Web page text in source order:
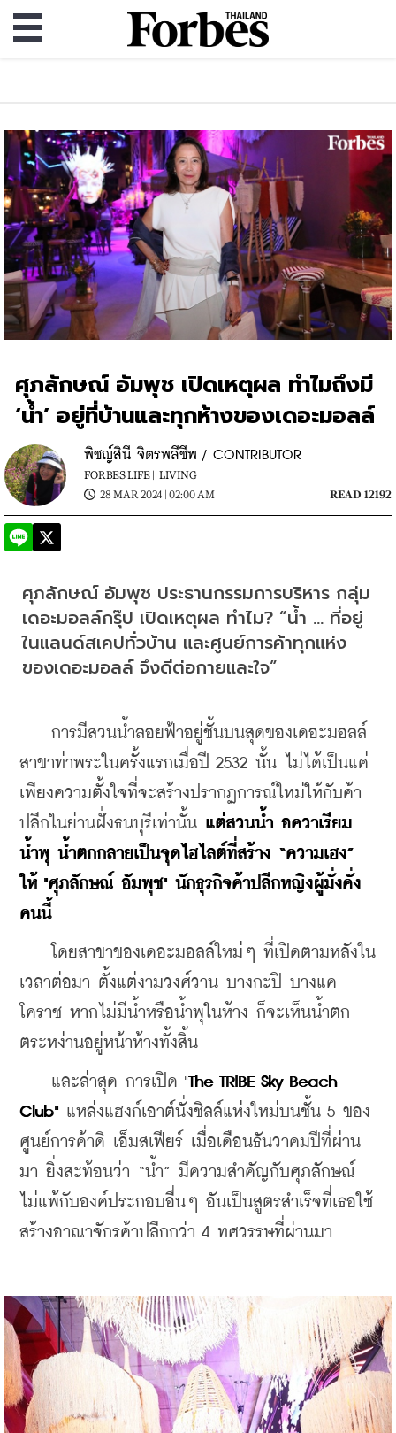
ศุภลักษณ์ อัมพุช เปิดเหตุผล ทำไมถึงมี
‘น้ำ’ อยู่ที่บ้านและทุกห้างของเดอะมอลล์
พิชญ์สินี จิตรพลีชีพ / CONTRIBUTOR
FORBES LIFE | LIVING
28 MAR 2024 | 02:00 AM
READ 12192
ศุภลักษณ์ อัมพุช ประธานกรรมการบริหาร กลุ่ม
เดอะมอลล์กรุ๊ป เปิดเหตุผล ทำไม? “น้ำ … ที่อยู่
ในแลนด์สเคปทั่วบ้าน และศูนย์การค้าทุกแห่ง
ของเดอะมอลล์ จึงดีต่อกายและใจ”
การมีสวนน้ำลอยฟ้าอยู่ชั้นบนสุดของเดอะมอลล์
สาขาท่าพระในครั้งแรกเมื่อปี 2532 นั้น ไม่ได้เป็นแค่
เพียงความตั้งใจที่จะสร้างปรากฏการณ์ใหม่ให้กับค้า
ปลีกในย่านฝั่งธนบุรีเท่านั้น แต่สวนน้ำ อควาเรียม
น้ำพุ น้ำตกกลายเป็นจุดไฮไลต์ที่สร้าง “ความเฮง”
ให้ "ศุภลักษณ์ อัมพุช" นักธุรกิจค้าปลีกหญิงผู้มั่งคั่ง
คนนี้
โดยสาขาของเดอะมอลล์ใหม่ๆ ที่เปิดตามหลังใน
เวลาต่อมา ตั้งแต่งามวงศ์วาน บางกะปิ บางแค
โคราช หากไม่มีน้ำหรือน้ำพุในห้าง ก็จะเห็นน้ำตก
ตระหง่านอยู่หน้าห้างทั้งสิ้น
และล่าสุด การเปิด "The TRIBE Sky Beach
Club" แหล่งแฮงก์เอาต์นั่งชิลล์แห่งใหม่บนชั้น 5 ของ
ศูนย์การค้าดิ เอ็มสเฟียร์ เมื่อเดือนธันวาคมปีที่ผ่าน
มา ยิ่งสะท้อนว่า “น้ำ” มีความสำคัญกับศุภลักษณ์
ไม่แพ้กับองค์ประกอบอื่นๆ อันเป็นสูตรสำเร็จที่เธอใช้
สร้างอาณาจักรค้าปลีกกว่า 4 ทศวรรษที่ผ่านมา